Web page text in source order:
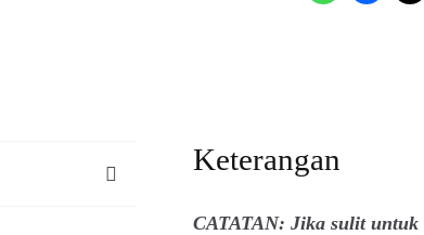
Keterangan
CATATAN: Jika sulit